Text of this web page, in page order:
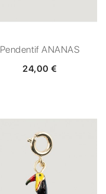
Pendentif ANANAS
24,00 €